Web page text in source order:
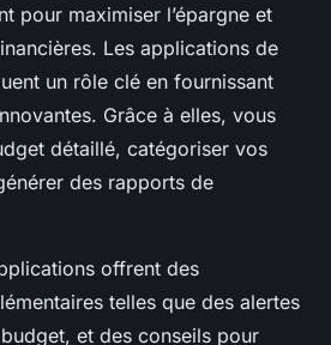
pour maximiser l’épargne et
Les applications de
un rôle clé en fournissant
Grâce à elles, vous
détaillé, catégoriser vos
des rapports de
offrent des
telles que des alertes
et des conseils pour